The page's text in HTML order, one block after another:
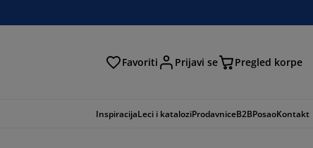
Favoriti Prijavi se Pregled korpe
InspiracijaLeci i kataloziProdavniceB2BPosaoKontakt